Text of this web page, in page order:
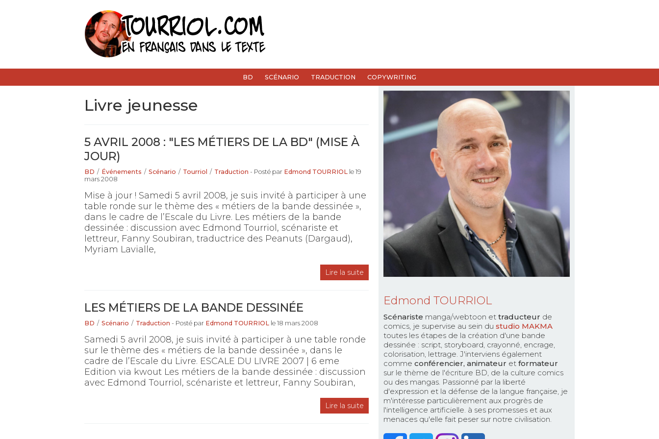
BD SCÉNARIO TRADUCTION COPYWRITING
livre jeunesse
5 AVRIL 2008 : "LES MÉTIERS DE LA BD" (MISE À
JOUR)
BD / Événements / Scénario / Tourriol / Traduction - Posté par Edmond TOURRIOL le 19
mars 2008
Mise à jour ! Samedi 5 avril 2008, je suis invité à participer à une
table ronde sur le thème des « métiers de la bande dessinée »,
dans le cadre de l’Escale du Livre. Les métiers de la bande
dessinée : discussion avec Edmond Tourriol, scénariste et
lettreur, Fanny Soubiran, traductrice des Peanuts (Dargaud),
Myriam Lavialle,
Lire la suite
LES MÉTIERS DE LA BANDE DESSINÉE
BD / Scénario / Traduction - Posté par Edmond TOURRIOL le 18 mars 2008
Samedi 5 avril 2008, je suis invité à participer à une table ronde
sur le thème des « métiers de la bande dessinée », dans le
cadre de l’Escale du Livre. ESCALE DU LIVRE 2007 | 6 eme
Edition via kwout Les métiers de la bande dessinée : discussion
avec Edmond Tourriol, scénariste et lettreur, Fanny Soubiran,
Lire la suite
Edmond TOURRIOL
Scénariste manga/webtoon et traducteur de
comics, je supervise au sein du studio MAKMA
toutes les étapes de la création d'une bande
dessinée : script, storyboard, crayonné, encrage,
colorisation, lettrage. J'interviens également
comme conférencier, animateur et formateur
sur le thème de l'écriture BD, de la culture comics
ou des mangas. Passionné par la liberté
d'expression et la défense de la langue française, je
m'intéresse particulièrement aux progrès de
l'intelligence artificielle. à ses promesses et aux
menaces qu'elle fait peser sur notre civilisation.